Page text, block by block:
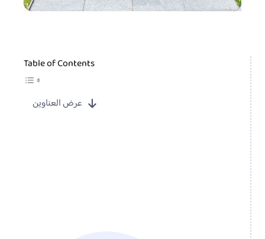
Table of Contents
عرض العناوين